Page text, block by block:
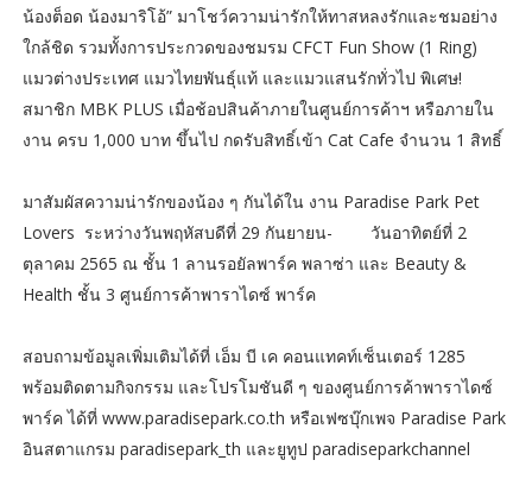
น้องต็อด น้องมาริโอ้” มาโชว์ความน่ารักให้ทาสหลงรักและชมอย่าง
ใกล้ชิด รวมทั้งการประกวดของชมรม CFCT Fun Show (1 Ring)
แมวต่างประเทศ แมวไทยพันธุ์แท้ และแมวแสนรักทั่วไป พิเศษ!
สมาชิก MBK PLUS เมื่อช้อปสินค้าภายในศูนย์การค้าฯ หรือภายใน
งาน ครบ 1,000 บาท ขึ้นไป กดรับสิทธิ์เข้า Cat Cafe จำนวน 1 สิทธิ์
มาสัมผัสความน่ารักของน้อง ๆ กันได้ใน งาน Paradise Park Pet
Lovers ระหว่างวันพฤหัสบดีที่ 29 กันยายน- วันอาทิตย์ที่ 2
ตุลาคม 2565 ณ ชั้น 1 ลานรอยัลพาร์ค พลาซ่า และ Beauty &
Health ชั้น 3 ศูนย์การค้าพาราไดซ์ พาร์ค
สอบถามข้อมูลเพิ่มเติมได้ที่ เอ็ม บี เค คอนแทคท์เซ็นเตอร์ 1285
พร้อมติดตามกิจกรรม และโปรโมชันดี ๆ ของศูนย์การค้าพาราไดซ์
พาร์ค ได้ที่ www.paradisepark.co.th หรือเฟซบุ๊กเพจ Paradise Park
อินสตาแกรม paradisepark_th และยูทูป paradiseparkchannel